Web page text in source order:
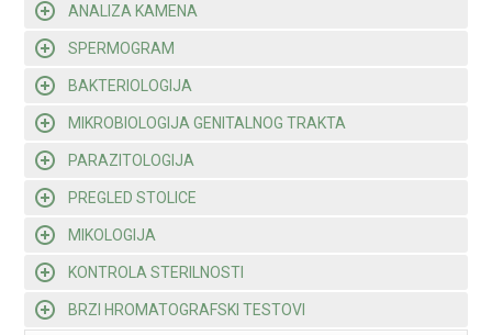
ANALIZA KAMENA
SPERMOGRAM
BAKTERIOLOGIJA
MIKROBIOLOGIJA GENITALNOG TRAKTA
PARAZITOLOGIJA
PREGLED STOLICE
MIKOLOGIJA
KONTROLA STERILNOSTI
BRZI HROMATOGRAFSKI TESTOVI